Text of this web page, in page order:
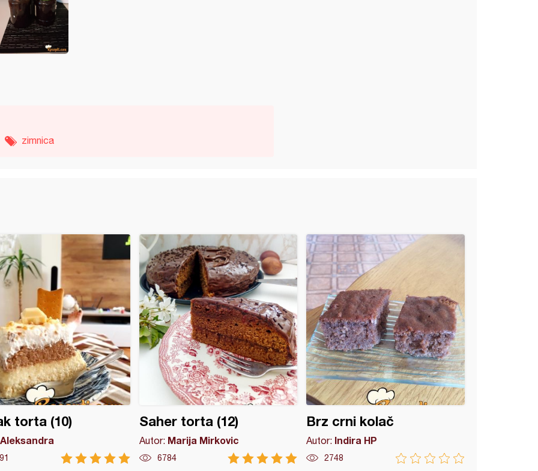
zimnica
torta (10)
Aleksandra
Saher torta (12)
Autor: Marija Mirkovic
6784
Brz crni kolač
Autor: Indira HP
2748